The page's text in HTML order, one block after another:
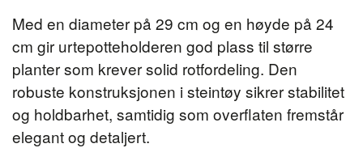
Med en diameter på 29 cm og en høyde på 24
cm gir urtepotteholderen god plass til større
planter som krever solid rotfordeling. Den
robuste konstruksjonen i steintøy sikrer stabilitet
og holdbarhet, samtidig som overflaten fremstår
elegant og detaljert.